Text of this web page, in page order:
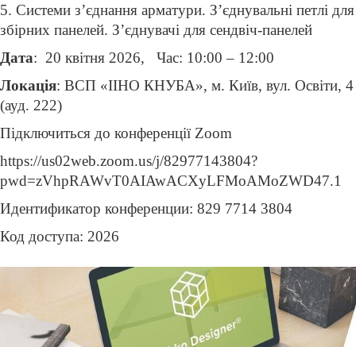
5. Системи з’єднання арматури. З’єднувальні петлі для
збірних панелей. З’єднувачі для сендвіч-панелей
Дата: 20 квітня 2026, Час: 10:00 – 12:00
Локація: ВСП «ІІНО КНУБА», м. Київ, вул. Освіти, 4
(ауд. 222)
Підключиться до конференції Zoom
https://us02web.zoom.us/j/82977143804?
pwd=zVhpRAWvT0AIAwACXyLFMoAMoZWD47.1
Идентификатор конференции: 829 7714 3804
Код доступа: 2026